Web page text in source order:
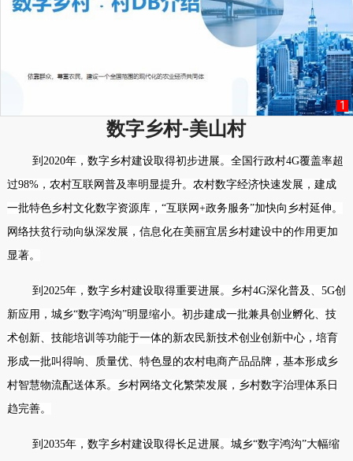
1
数字乡村-美山村
到2020年，数字乡村建设取得初步进展。全国行政村4G覆盖率超
过98%，农村互联网普及率明显提升。农村数字经济快速发展，建成
一批特色乡村文化数字资源库，“互联网+政务服务”加快向乡村延伸。
网络扶贫行动向纵深发展，信息化在美丽宜居乡村建设中的作用更加
显著。
到2025年，数字乡村建设取得重要进展。乡村4G深化普及、5G创
新应用，城乡“数字鸿沟”明显缩小。初步建成一批兼具创业孵化、技
术创新、 技能培训 等功能于一体的新农民新技术创业创新中心，培育
形成一批叫得响、质量优、特色显的农村电商产品品牌，基本形成乡
村智慧物流配送体系。乡村网络文化繁荣发展，乡村数字治理体系日
趋完善。
到2035年，数字乡村建设取得长足进展。城乡“数字鸿沟”大幅缩